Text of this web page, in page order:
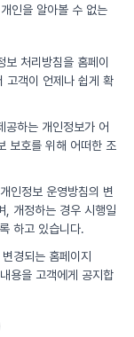
인을 알아볼 수 없는
처리방침을 홈페이
고객이 언제나 쉽게 확
하는 개인정보가 어
보호를 위해 어떠한 조
인정보 운영방침의 변
, 개정하는 경우 시행일
하고 있습니다.
경되는 홈페이지
용을 고객에게 공지합